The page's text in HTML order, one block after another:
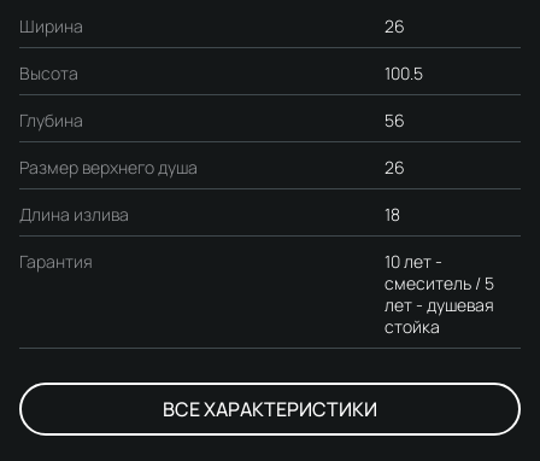
Ширина 26
Высота 100.5
Глубина 56
Размер верхнего душа 26
Длина излива 18
Гарантия
10 лет -
смеситель / 5
лет - душевая
стойка
ВСЕ ХАРАКТЕРИСТИКИ